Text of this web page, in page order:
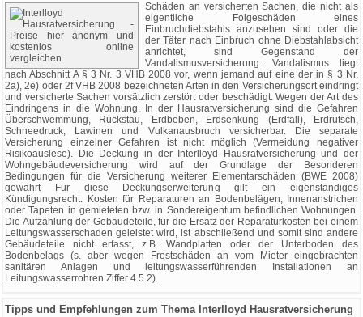
Schäden an versicherten Sachen, die nicht als
eigentliche Folgeschäden eines
Einbruchdiebstahls anzusehen sind oder die
der Täter nach Einbruch ohne Diebstahlabsicht
anrichtet, sind Gegenstand der
Vandalismusversicherung. Vandalismus liegt
nach Abschnitt A § 3 Nr. 3 VHB 2008 vor, wenn jemand auf eine der in § 3 Nr.
2a), 2e) oder 2f VHB 2008 bezeichneten Arten in den Versicherungsort eindringt
und versicherte Sachen vorsätzlich zerstört oder beschädigt. Wegen der Art des
Eindringens in die Wohnung. In der Hausratversicherung sind die Gefahren
Überschwemmung, Rückstau, Erdbeben, Erdsenkung (Erdfall), Erdrutsch,
Schneedruck, Lawinen und Vulkanausbruch versicherbar. Die separate
Versicherung einzelner Gefahren ist nicht möglich (Vermeidung negativer
Risikoauslese). Die Deckung in der Interlloyd Hausratversicherung und der
Wohngebäudeversicherung wird auf der Grundlage der Besonderen
Bedingungen für die Versicherung weiterer Elementarschäden (BWE 2008)
gewährt Für diese Deckungserweiterung gilt ein eigenständiges
Kündigungsrecht. Kosten für Reparaturen an Bodenbelägen, Innenanstrichen
oder Tapeten in gemieteten bzw. in Sondereigentum befindlichen Wohnungen.
Die Aufzählung der Gebäudeteile, für die Ersatz der Reparaturkosten bei einem
Leitungswasserschaden geleistet wird, ist abschließend und somit sind andere
Gebäudeteile nicht erfasst, z.B. Wandplatten oder der Unterboden des
Bodenbelags (s. aber wegen Frostschäden an vom Mieter eingebrachten
sanitären Anlagen und leitungswasserführenden Installationen an
Leitungswasserrohren Ziffer 4.5.2).
Tipps und Empfehlungen zum Thema Interlloyd Hausratversicherung